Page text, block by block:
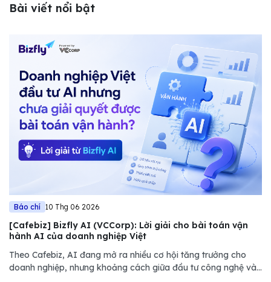
Bài viết nổi bật
Báo chí 10 Thg 06 2026
[Cafebiz] Bizfly AI (VCCorp): Lời giải cho bài toán vận
hành AI của doanh nghiệp Việt
Theo Cafebiz, AI đang mở ra nhiều cơ hội tăng trưởng cho
doanh nghiệp, nhưng khoảng cách giữa đầu tư công nghệ và